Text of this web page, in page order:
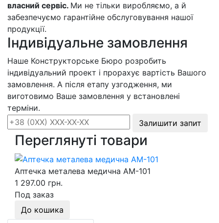
власний сервіс. Ми не тільки виробляємо, а й
забезпечуємо гарантійне обслуговування нашої
продукції.
Індивідуальне замовлення
Наше Конструкторське Бюро розробить
індивідуальний проект і прорахує вартість Вашого
замовлення. А після етапу узгодження, ми
виготовимо Ваше замовлення у встановлені
терміни.
Залишити запит
Переглянуті товари
Аптечка металева медична АМ-101
1 297.00 грн.
Под заказ
До кошика